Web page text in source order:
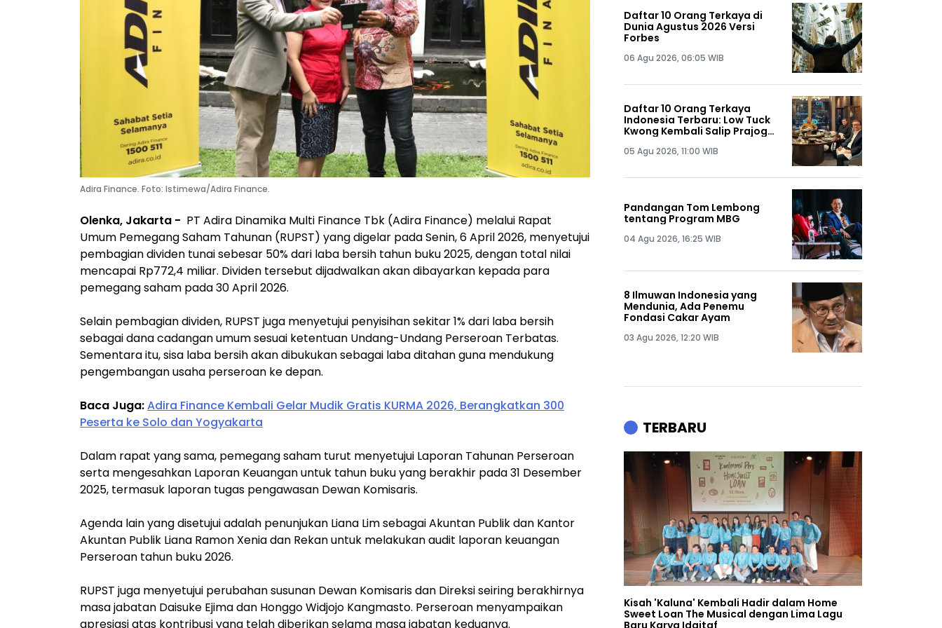
Adira Finance. Foto: Istimewa/Adira Finance.
Olenka, Jakarta - PT Adira Dinamika Multi Finance Tbk (Adira Finance) melalui Rapat
Umum Pemegang Saham Tahunan (RUPST) yang digelar pada Senin, 6 April 2026, menyetujui
pembagian dividen tunai sebesar 50% dari laba bersih tahun buku 2025, dengan total nilai
mencapai Rp772,4 miliar. Dividen tersebut dijadwalkan akan dibayarkan kepada para
pemegang saham pada 30 April 2026.
Selain pembagian dividen, RUPST juga menyetujui penyisihan sekitar 1% dari laba bersih
sebagai dana cadangan umum sesuai ketentuan Undang-Undang Perseroan Terbatas.
Sementara itu, sisa laba bersih akan dibukukan sebagai laba ditahan guna mendukung
pengembangan usaha perseroan ke depan.
Baca Juga:Adira Finance Kembali Gelar Mudik Gratis KURMA 2026, Berangkatkan 300
Peserta ke Solo dan Yogyakarta
Dalam rapat yang sama, pemegang saham turut menyetujui Laporan Tahunan Perseroan
serta mengesahkan Laporan Keuangan untuk tahun buku yang berakhir pada 31 Desember
2025, termasuk laporan tugas pengawasan Dewan Komisaris.
Agenda lain yang disetujui adalah penunjukan Liana Lim sebagai Akuntan Publik dan Kantor
Akuntan Publik Liana Ramon Xenia dan Rekan untuk melakukan audit laporan keuangan
Perseroan tahun buku 2026.
RUPST juga menyetujui perubahan susunan Dewan Komisaris dan Direksi seiring berakhirnya
masa jabatan Daisuke Ejima dan Honggo Widjojo Kangmasto. Perseroan menyampaikan
apresiasi atas kontribusi yang telah diberikan selama masa jabatan keduanya.
Daftar 10 Orang Terkaya di
Dunia Agustus 2026 Versi
Forbes
06 Agu 2026, 06:05 WIB
Daftar 10 Orang Terkaya
Indonesia Terbaru: Low Tuck
Kwong Kembali Salip Prajogo
05 Agu 2026, 11:00 WIB
Pandangan Tom Lembong
tentang Program MBG
04 Agu 2026, 16:25 WIB
8 Ilmuwan Indonesia yang
Mendunia, Ada Penemu
Fondasi Cakar Ayam
03 Agu 2026, 12:20 WIB
TERBARU
Kisah 'Kaluna' Kembali Hadir dalam Home
Sweet Loan The Musical dengan Lima Lagu
Baru Karya Idgitaf